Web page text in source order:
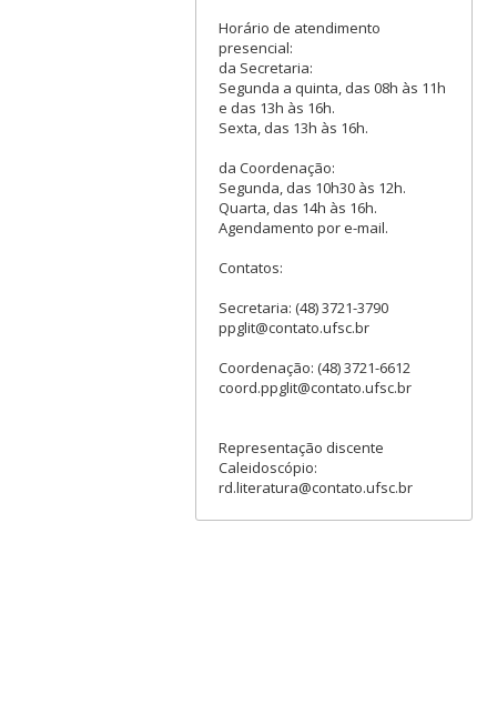
Horário de atendimento
presencial:
da Secretaria:
Segunda a quinta, das 08h às 11h
e das 13h às 16h.
Sexta, das 13h às 16h.
da Coordenação:
Segunda, das 10h30 às 12h.
Quarta, das 14h às 16h.
Agendamento por e-mail.
Contatos:
Secretaria: (48) 3721-3790
ppglit@contato.ufsc.br
Coordenação: (48) 3721-6612
coord.ppglit@contato.ufsc.br
Representação discente
Caleidoscópio:
rd.literatura@contato.ufsc.br